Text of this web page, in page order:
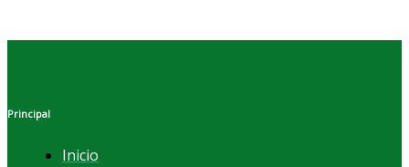
Principal
Inicio